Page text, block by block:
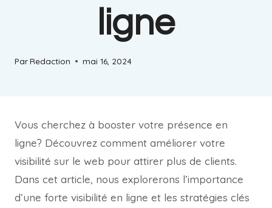
ligne
ParRedaction mai 16, 2024
Vous cherchez à booster votre présence en
ligne? Découvrez comment améliorer votre
visibilité sur le web pour attirer plus de clients.
Dans cet article, nous explorerons l’importance
d’une forte visibilité en ligne et les stratégies clés